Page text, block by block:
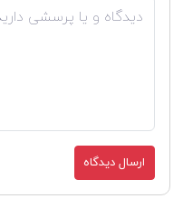
ارسال دیدگاه